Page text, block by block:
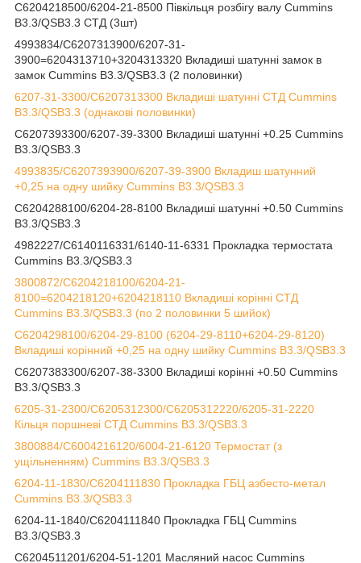
C6204218500/6204-21-8500 Півкільця розбігу валу Cummins
B3.3/QSB3.3 СТД (3шт)
4993834/C6207313900/6207-31-
3900=6204313710+3204313320 Вкладиші шатунні замок в
замок Cummins B3.3/QSB3.3 (2 половинки)
6207-31-3300/C6207313300 Вкладиші шатунні СТД Cummins
B3.3/QSB3.3 (однакові половинки)
C6207393300/6207-39-3300 Вкладиші шатунні +0.25 Cummins
B3.3/QSB3.3
4993835/C6207393900/6207-39-3900 Вкладиш шатунний
+0,25 на одну шийку Cummins B3.3/QSB3.3
C6204288100/6204-28-8100 Вкладиші шатунні +0.50 Cummins
B3.3/QSB3.3
4982227/С6140116331/6140-11-6331 Прокладка термостата
Cummins B3.3/QSB3.3
3800872/C6204218100/6204-21-
8100=6204218120+6204218110 Вкладиші корінні СТД
Cummins B3.3/QSB3.3 (по 2 половинки 5 шийок)
C6204298100/6204-29-8100 (6204-29-8110+6204-29-8120)
Вкладиші корінний +0,25 на одну шийку Cummins B3.3/QSB3.3
C6207383300/6207-38-3300 Вкладиші корінні +0.50 Cummins
B3.3/QSB3.3
6205-31-2300/C6205312300/C6205312220/6205-31-2220
Кільця поршневі СТД Cummins B3.3/QSB3.3
3800884/C6004216120/6004-21-6120 Термостат (з
ущільненням) Cummins B3.3/QSB3.3
6204-11-1830/C6204111830 Прокладка ГБЦ азбесто-метал
Cummins B3.3/QSB3.3
6204-11-1840/C6204111840 Прокладка ГБЦ Cummins
B3.3/QSB3.3
C6204511201/6204-51-1201 Масляний насос Cummins